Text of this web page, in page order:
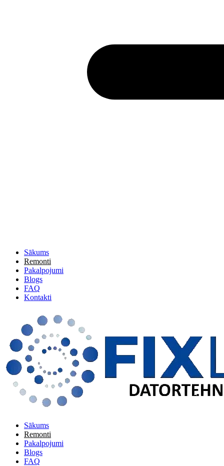
Sākums
Remonti
Pakalpojumi
Blogs
FAQ
Kontakti
Sākums
Remonti
Pakalpojumi
Blogs
FAQ